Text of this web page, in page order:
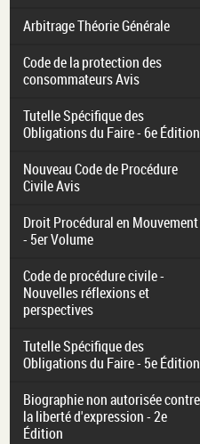
Arbitrage Théorie Générale
Code de la protection des
consommateurs Avis
Tutelle Spécifique des
Obligations du Faire - 6e Édition
Nouveau Code de Procédure
Civile Avis
Droit Procédural en Mouvement
- 5er Volume
Code de procédure civile -
Nouvelles réflexions et
perspectives
Tutelle Spécifique des
Obligations du Faire - 5e Édition
Biographie non autorisée contre
la liberté d'expression - 2e
Édition